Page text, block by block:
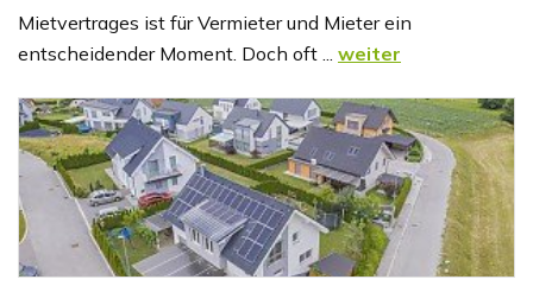
Mietvertrages ist für Vermieter und Mieter ein
entscheidender Moment. Doch oft ... weiter